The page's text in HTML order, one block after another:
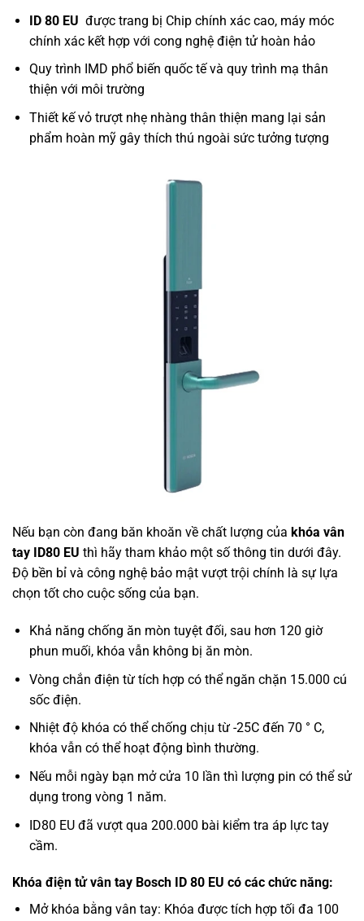
ID 80 EU được trang bị Chip chính xác cao, máy móc
chính xác kết hợp với cong nghệ điện tử hoàn hảo
Quy trình IMD phổ biến quốc tế và quy trình mạ thân
thiện với môi trường
Thiết kế vỏ trượt nhẹ nhàng thân thiện mang lại sản
phẩm hoàn mỹ gây thích thú ngoài sức tưởng tượng
Nếu bạn còn đang băn khoăn về chất lượng của khóa vân
tay
ID80 EU thì hãy tham khảo một số thông tin dưới đây.
Độ bền bỉ và công nghệ bảo mật vượt trội chính là sự lựa
chọn tốt cho cuộc sống của bạn.
Khả năng chống ăn mòn tuyệt đối, sau hơn 120 giờ
phun muối, khóa vẫn không bị ăn mòn.
Vòng chắn điện từ tích hợp có thể ngăn chặn 15.000 cú
sốc điện.
Nhiệt độ khóa có thể chống chịu từ -25C đến 70 ° C,
khóa vẫn có thể hoạt động bình thường.
Nếu mỗi ngày bạn mở cửa 10 lần thì lượng pin có thể sử
dụng trong vòng 1 năm.
ID80 EU đã vượt qua 200.000 bài kiểm tra áp lực tay
cầm.
Khóa điện tử vân tay Bosch ID 80 EU có các chức năng:
Mở khóa bằng vân tay: Khóa được tích hợp tối đa 100